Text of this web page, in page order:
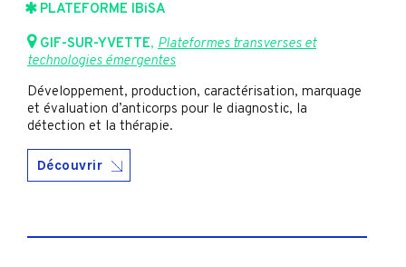
PLATEFORME IBiSA
GIF-SUR-YVETTE, Plateformes transverses et
technologies émergentes
Développement, production, caractérisation, marquage
et évaluation d’anticorps pour le diagnostic, la
détection et la thérapie.
Découvrir